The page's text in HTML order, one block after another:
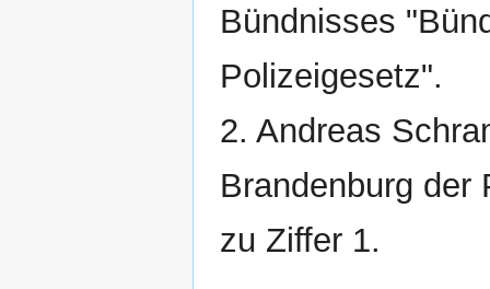
Bündnisses
Polizeigesetz".
2. Andreas
Brandenburg der
zu Ziffer 1.